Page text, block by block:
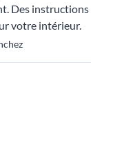
Des instructions
votre intérieur.